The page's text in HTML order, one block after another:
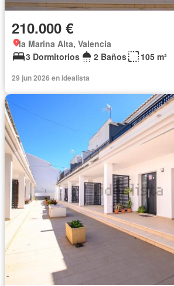
210.000 €
la Marina Alta, Valencia
3 Dormitorios
2 Baños 105 m²
29 jun 2026 en idealista